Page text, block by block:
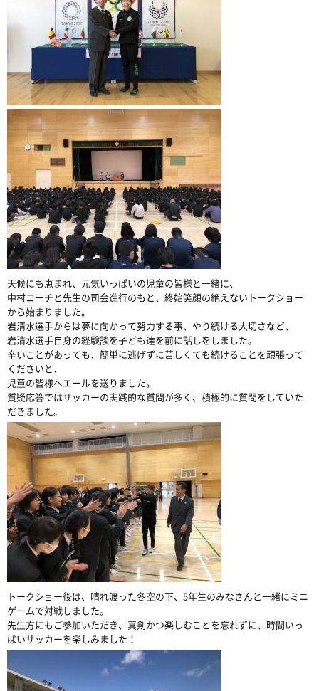
天候にも恵まれ、元気いっぱいの児童の皆様と一緒に、
中村コーチと先生の司会進行のもと、終始笑顔の絶えないトークショー
から始まりました。
岩清水選手からは夢に向かって努力する事、やり続ける大切さなど、
岩清水選手自身の経験談を子ども達を前に話しをしました。
辛いことがあっても、簡単に逃げずに苦しくても続けることを頑張って
くださいと、
児童の皆様へエールを送りました。
質疑応答ではサッカーの実践的な質問が多く、積極的に質問をしていた
だきました。
トークショー後は、晴れ渡った冬空の下、5年生のみなさんと一緒にミニ
ゲームで対戦しました。
先生方にもご参加いただき、真剣かつ楽しむことを忘れずに、時間いっ
ぱいサッカーを楽しみました！